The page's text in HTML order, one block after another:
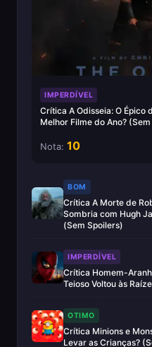
IMPERDÍVEL
Crítica A Odisseia: O Épico
Melhor Filme do Ano?
Nota: 10
BOM
Crítica A Morte de
Sombria com Hugh
(Sem Spoilers)
IMPERDÍVEL
Crítica Homem-
Teioso Voltou às
OTIMO
Crítica Minions e
Levar as Crianças?